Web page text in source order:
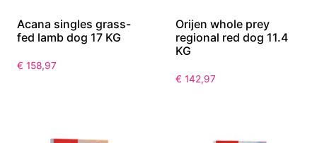
Acana singles grass-
fed lamb dog 17 KG
€ 158,97
Orijen whole prey
regional red dog 11.4
KG
€ 142,97